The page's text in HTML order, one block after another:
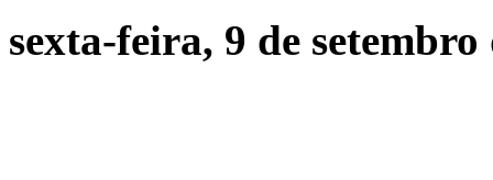
sexta-feira, 9 de setembro